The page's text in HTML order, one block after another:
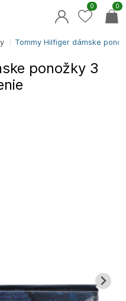
Tommy Hilfiger dámske
ponožky 3
0
0